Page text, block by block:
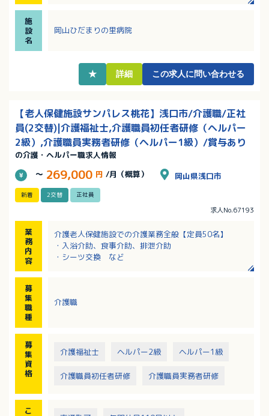
んやご家族のケアに取り組まれています
・定年が65歳で安定して長く働き続けられる環境で
施
設
名
岡山ひだまりの里病院
★ 詳細 この求人に問い合わせる
【老人保健施設サンパレス桃花】浅口市/介護職/正社
員(2交替)|介護福祉士,介護職員初任者研修（ヘルパー
2級）,介護職員実務者研修（ヘルパー1級）/賞与あり
の介護・ヘルパー職求人情報
～ 269,000 円 /月（概算） 岡山県浅口市
新着 2交替 正社員
求人No.67193
業
務
内
容
介護老人保健施設での介護業務全般【定員50名】
・入浴介助、食事介助、排泄介助
・シーツ交換 など
募
集
職
種
介護職
募
集
資
格
介護福祉士 ヘルパー2級 ヘルパー1級
介護職員初任者研修 介護職員実務者研修
こ